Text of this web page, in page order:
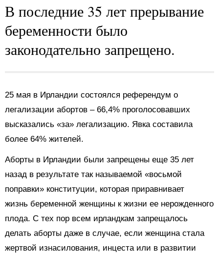
В последние 35 лет прерывание
беременности было
законодательно запрещено.
25 мая в Ирландии состоялся референдум о
легализации абортов – 66,4% проголосовавших
высказались «за» легализацию. Явка составила
более 64% жителей.
Аборты в Ирландии были запрещены еще 35 лет
назад в результате так называемой «восьмой
поправки» конституции, которая приравнивает
жизнь беременной женщины к жизни ее нерожденного
плода. С тех пор всем ирландкам запрещалось
делать аборты даже в случае, если женщина стала
жертвой изнасилования, инцеста или в развитии